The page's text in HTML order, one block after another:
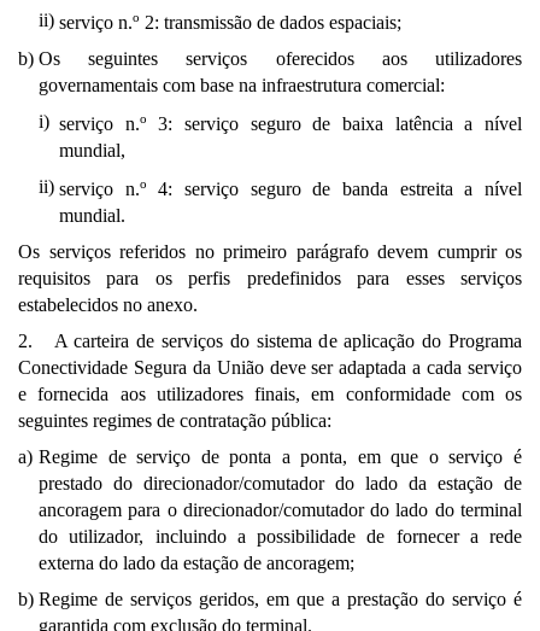
ii) serviço n.o 2: transmissão de dados espaciais;
b) Os seguintes serviços oferecidos aos utilizadores
governamentais com base na infraestrutura comercial:
i) serviço n.o
3: serviço seguro de baixa latência a nível
mundial,
ii) serviço n.o
4: serviço seguro de banda estreita a nível
mundial.
Os serviços referidos no primeiro parágrafo devem cumprir os
requisitos para os perfis predefinidos para esses serviços
estabelecidos no anexo.
2. A carteira de serviços do sistema de aplicação do Programa
Conectividade Segura da União deve ser adaptada a cada serviço
e fornecida aos utilizadores finais, em conformidade com os
seguintes regimes de contratação pública:
a) Regime de serviço de ponta a ponta, em que o serviço é
prestado do direcionador/comutador do lado da estação de
ancoragem para o direcionador/comutador do lado do terminal
do utilizador, incluindo a possibilidade de fornecer a rede
externa do lado da estação de ancoragem;
b) Regime de serviços geridos, em que a prestação do serviço é
garantida com exclusão do terminal.